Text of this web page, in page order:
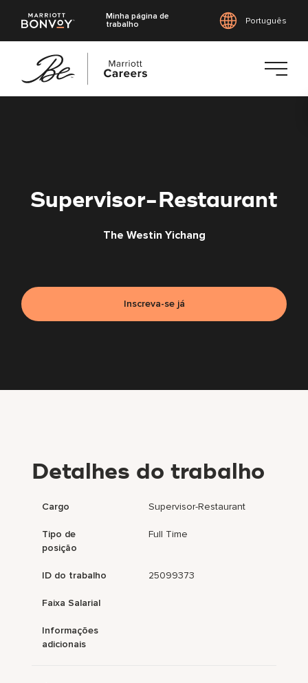
Minha página de
trabalho
Português
Supervisor-Restaurant
The Westin Yichang
Inscreva-se já
Detalhes do trabalho
Cargo Supervisor-Restaurant
Tipo de
posição
Full Time
ID do trabalho 25099373
Faixa Salarial
Informações
adicionais